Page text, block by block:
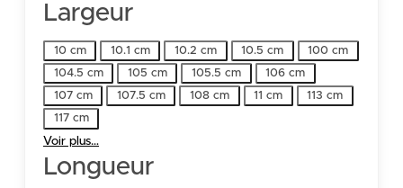
Largeur
Largeur
10 cm 10.1 cm 10.2 cm 10.5 cm
100 cm
104.5 cm
105 cm 105.5 cm
106 cm
107 cm
107.5 cm 108 cm 11 cm
113 cm
117 cm
Voir plus…
Longueur